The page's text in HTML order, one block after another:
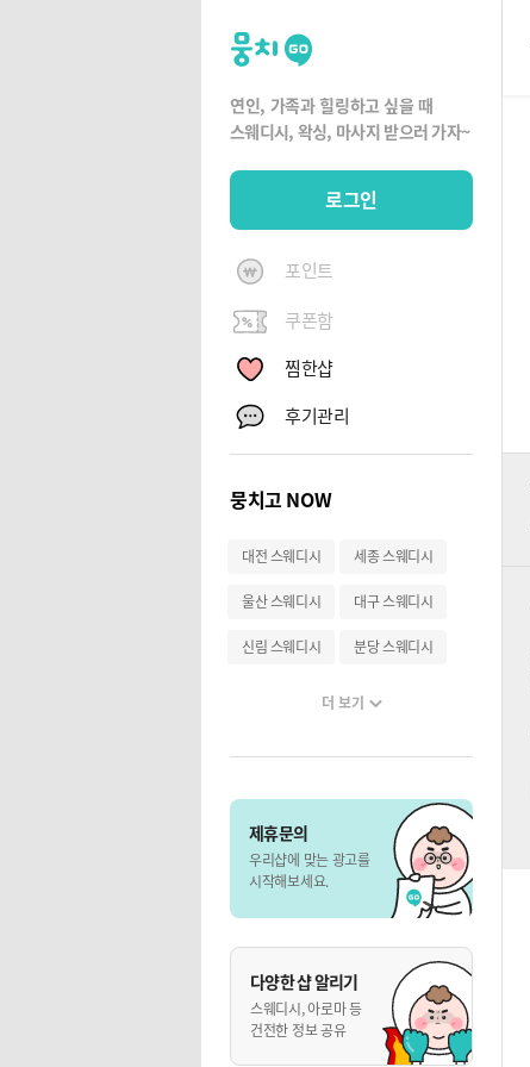
뭉
치
고
연인, 가족과 힐링하고 싶을 때
스웨디시, 왁싱, 마사지 받으러 가자~
로그인
포인트
쿠폰함
찜한샵
후기관리
뭉치고 NOW
대전 스웨디시 세종 스웨디시
울산 스웨디시 대구 스웨디시
신림 스웨디시 분당 스웨디시
더 보기
제휴문의
우리샵에 맞는 광고를
시작해보세요.
다양한 샵 알리기
스웨디시, 아로마 등
건전한 정보 공유